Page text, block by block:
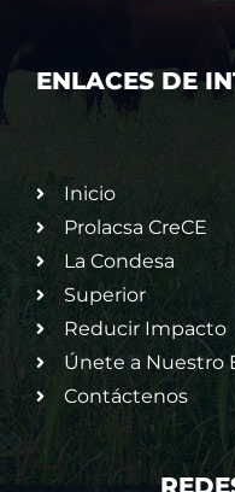
ENLACES DE
Inicio
Prolacsa CreCE
La Condesa
Superior
Reducir Impacto
Únete a Nuestro
Contáctenos